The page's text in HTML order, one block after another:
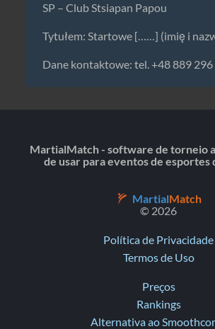
SP – Club Stsiapan Papou
Tytułem: Startowe [……] (imię i
Dane kontaktowe: tel. +48 889
MartialMatch - software de torneio
de usar para eventos de esportes
MartialMatch
© 2026
Política de Privacidade
Termos de Uso
Preços
Rankings
Alternativa ao